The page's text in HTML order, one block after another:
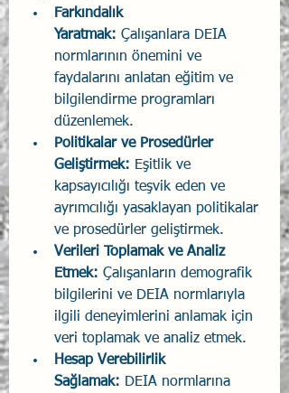
Farkındalık
Yaratmak: Çalışanlara DEIA
normlarının önemini ve
faydalarını anlatan eğitim ve
bilgilendirme programları
düzenlemek.
Politikalar ve Prosedürler
Geliştirmek: Eşitlik ve
kapsayıcılığı teşvik eden ve
ayrımcılığı yasaklayan politikalar
ve prosedürler geliştirmek.
Verileri Toplamak ve Analiz
Etmek: Çalışanların demografik
bilgilerini ve DEIA normlarıyla
ilgili deneyimlerini anlamak için
veri toplamak ve analiz etmek.
Hesap Verebilirlik
Sağlamak: DEIA normlarına